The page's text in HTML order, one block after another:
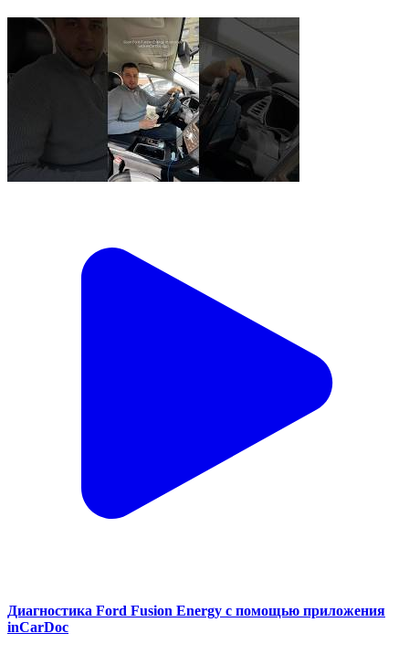
Диагностика Ford Fusion Energy с помощью приложения
inCarDoc